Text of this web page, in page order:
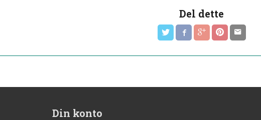
Del dette
Din konto